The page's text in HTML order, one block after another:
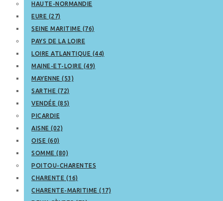
HAUTE-NORMANDIE
EURE (27)
SEINE MARITIME (76)
PAYS DE LA LOIRE
LOIRE ATLANTIQUE (44)
MAINE-ET-LOIRE (49)
MAYENNE (53)
SARTHE (72)
VENDÉE (85)
PICARDIE
AISNE (02)
OISE (60)
SOMME (80)
POITOU-CHARENTES
CHARENTE (16)
CHARENTE-MARITIME (17)